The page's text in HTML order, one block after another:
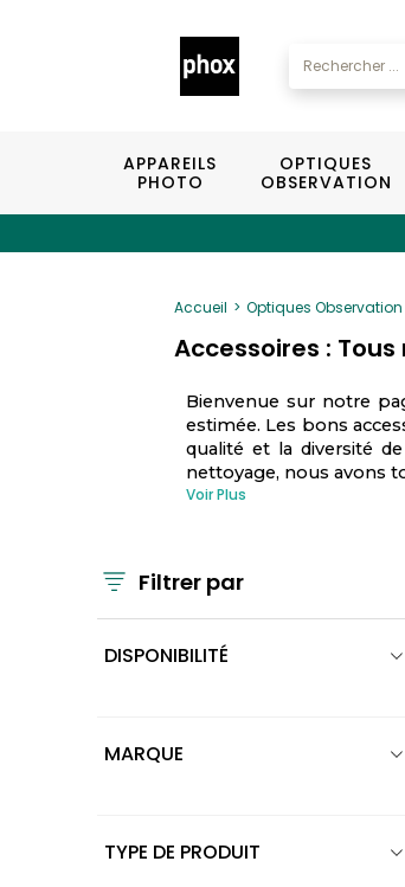
APPAREILS
PHOTO
OPTIQUES
OBSERVATION
Accueil Optiques Observation
Accessoires :
Bienvenue sur notre
estimée. Les bons
qualité et la diversité
nettoyage, nous avons
Voir Plus
Filtrer par
DISPONIBILITÉ
MARQUE
TYPE DE PRODUIT